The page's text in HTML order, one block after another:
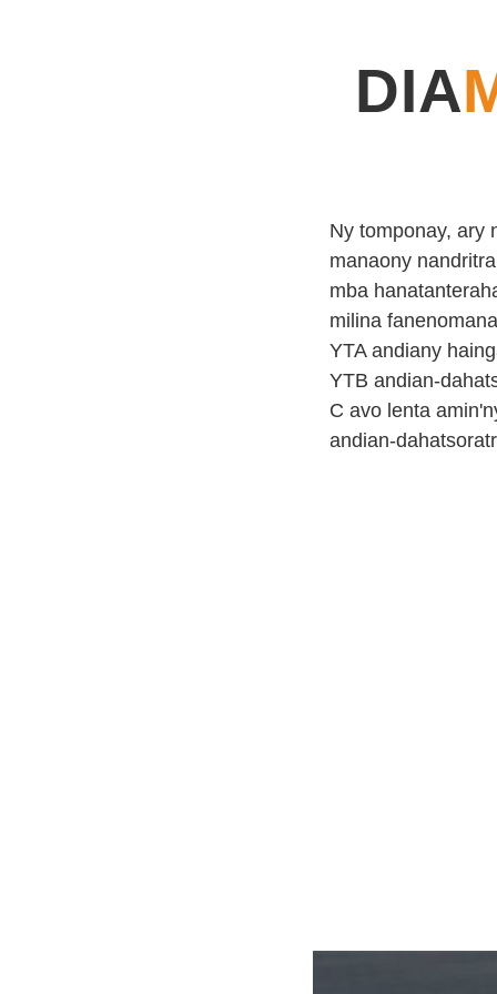
DIA
Ny tomponay, ary
manaony
mba
milina
YTA andiany
YTB andian-
C avo lenta
andian-